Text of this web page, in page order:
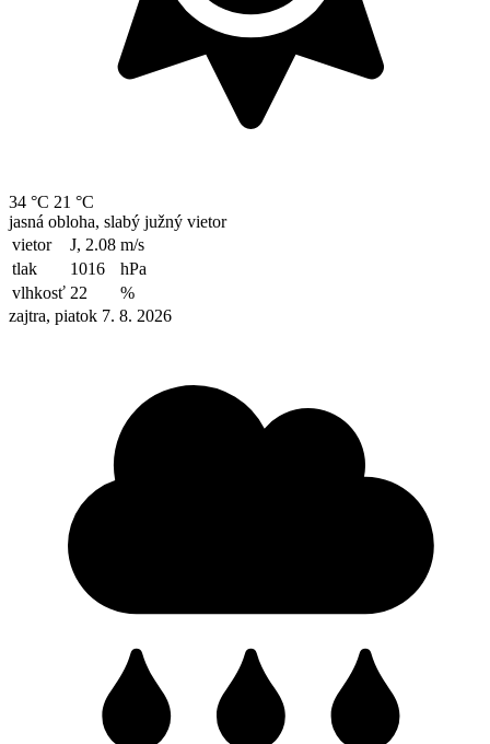
34 °C 21 °C
jasná obloha, slabý južný vietor
vietor
J, 2.08 m/s
tlak
1016
hPa
vlhkosť 22
%
zajtra, piatok 7. 8. 2026